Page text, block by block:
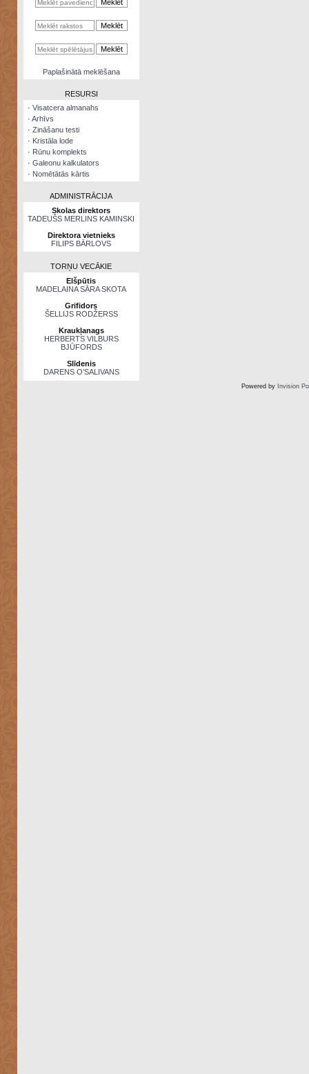
kalkulators
NomētātāsPaplašinātā meklēšana
RESURSI
· Visatcera almanahs
· Arhīvs
· Zināšanu testi
· Kristāla lode
· Rūnu komplekts
· Galeonu kalkulators
· Nomētātās kārtis
ADMINISTRĀCIJA
Skolas direktors
TADEUŠS MERLINS KAMINSKI
Direktora vietnieks
FILIPS BĀRLOVS
TORŅU VECĀKIE
Elšpūtis
MADELAINA SĀRA SKOTA
Grifidors
ŠELLIJS RODŽERSS
Kraukļanags
HERBERTS VILBURS
BJŪFORDS
Slīdenis
DARENS O’SALIVANS
Powered by Invision